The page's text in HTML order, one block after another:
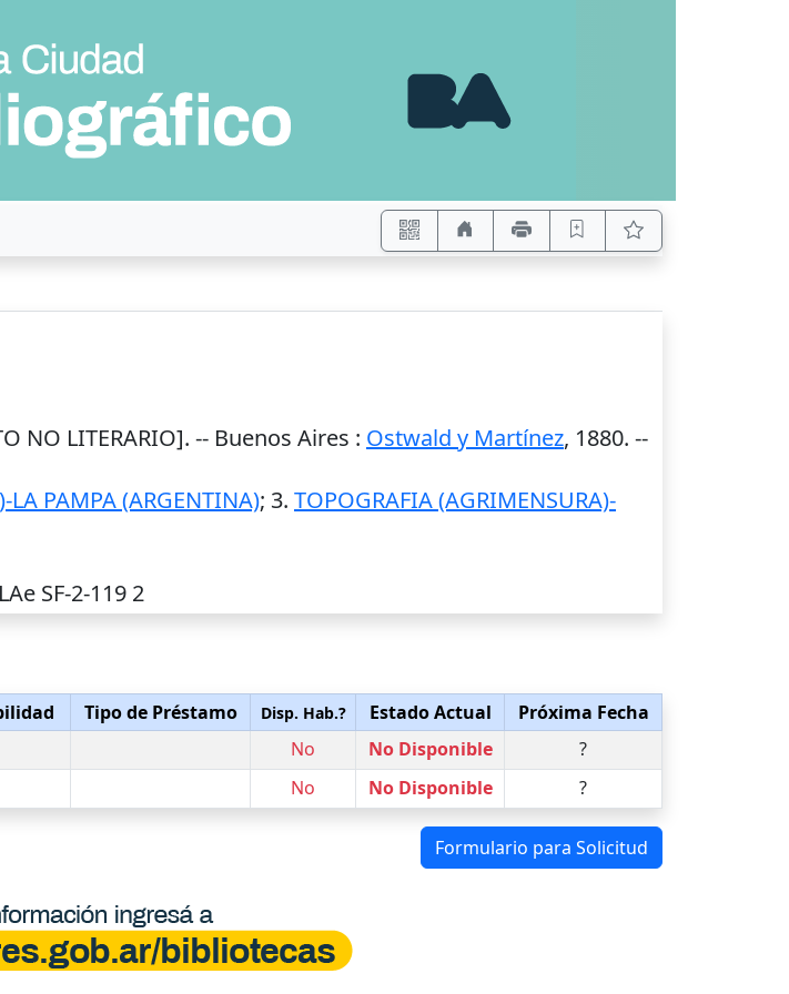
NO LITERARIO]. -- Buenos Aires : Ostwald y Martínez, 1880. --
LA PAMPA (ARGENTINA); 3. TOPOGRAFIA (AGRIMENSURA)-
SF-2-119 2
Tipo de Préstamo Disp. Hab.? Estado Actual
Próxima Fecha
No No Disponible
?
No No Disponible ?
Formulario para Solicitud